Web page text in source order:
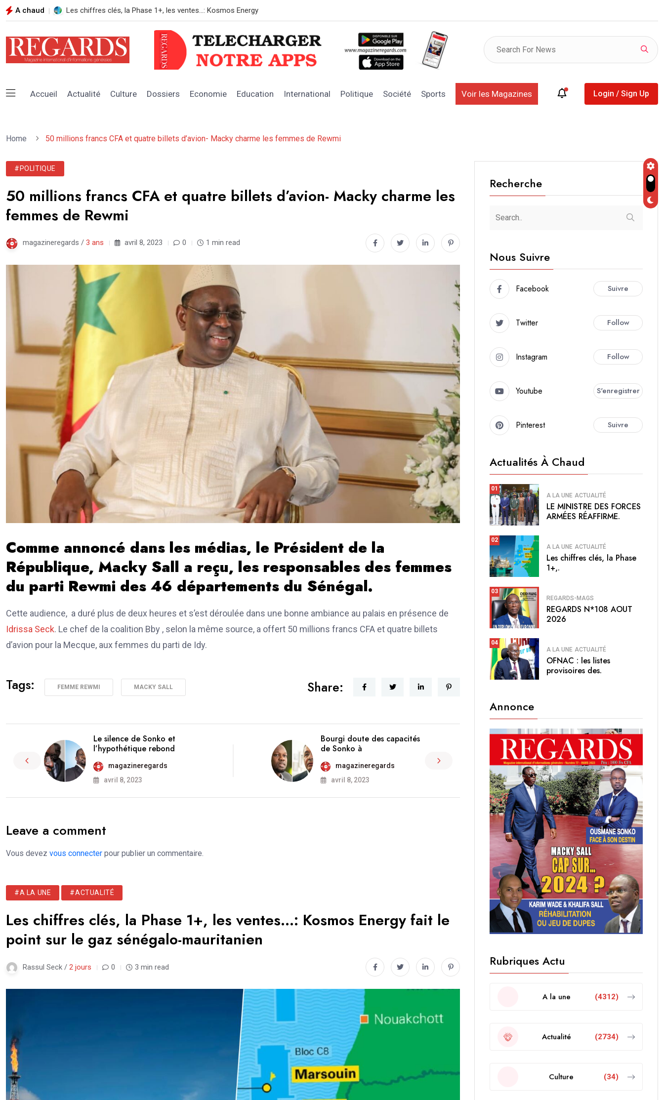
A chaud REGARDS N*108 AOUT 2026
Accueil Actualité Culture Dossiers Economie Education International Politique Société Sports Voir les Magazines Login / Sign Up
Home 50 millions francs CFA et quatre billets d’avion- Macky charme les femmes de Rewmi
#POLITIQUE
50 millions francs CFA et quatre billets d’avion- Macky charme les
femmes de Rewmi
magazineregards / 3 ans avril 8, 2023 0 1 min read
Comme annoncé dans les médias, le Président de la
République, Macky Sall a reçu, les responsables des femmes
du parti Rewmi des 46 départements du Sénégal.
Cette audience, a duré plus de deux heures et s’est déroulée dans une bonne ambiance au palais en présence de
Idrissa Seck. Le chef de la coalition Bby , selon la même source, a offert 50 millions francs CFA et quatre billets
d’avion pour la Mecque, aux femmes du parti de Idy.
Tags: FEMME REWMI MACKY SALL Share:
Le silence de Sonko et
l’hypothétique rebond
magazineregards
avril 8, 2023
Bourgi doute des capacités
de Sonko à
magazineregards
avril 8, 2023
Leave a comment
Vous devez vous connecter pour publier un commentaire.
#A LA UNE #ACTUALITÉ
Les chiffres clés, la Phase 1+, les ventes…: Kosmos Energy fait le
point sur le gaz sénégalo-mauritanien
Rassul Seck / 2 jours 0 3 min read
Recherche
Nous Suivre
Facebook Suivre
Twitter Follow
Instagram Follow
Youtube S'enregistrer
Pinterest Suivre
Actualités À Chaud
01
A LA UNE ACTUALITÉ
LE MINISTRE DES FORCES
ARMÉES RÉAFFIRME.
02
A LA UNE ACTUALITÉ
Les chiffres clés, la Phase
1+,.
03
REGARDS-MAGS
REGARDS N*108 AOUT
2026
04
A LA UNE ACTUALITÉ
OFNAC : les listes
provisoires des.
Annonce
Rubriques Actu
A la une (4312)
Actualité (2734)
Culture (34)